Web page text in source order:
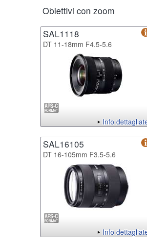
Obiettivi con zoom
SAL1118
DT 11-18mm F4.5-5.6
Info
SAL16105
DT 16-105mm F3.5-5.6
Info